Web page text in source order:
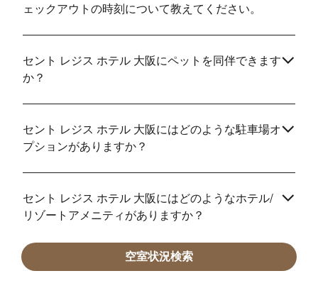
空室状況検索
ェックアウトの時刻について教えてください。
セント レジス ホテル 大阪にペットを同伴できます
か？
セント レジス ホテル 大阪にはどのような駐車場オ
プションがありますか？
セント レジス ホテル 大阪にはどのようなホテル/
リゾートアメニティがありますか？
セント レジス ホテル 大阪には客室内Wi-Fiがあり